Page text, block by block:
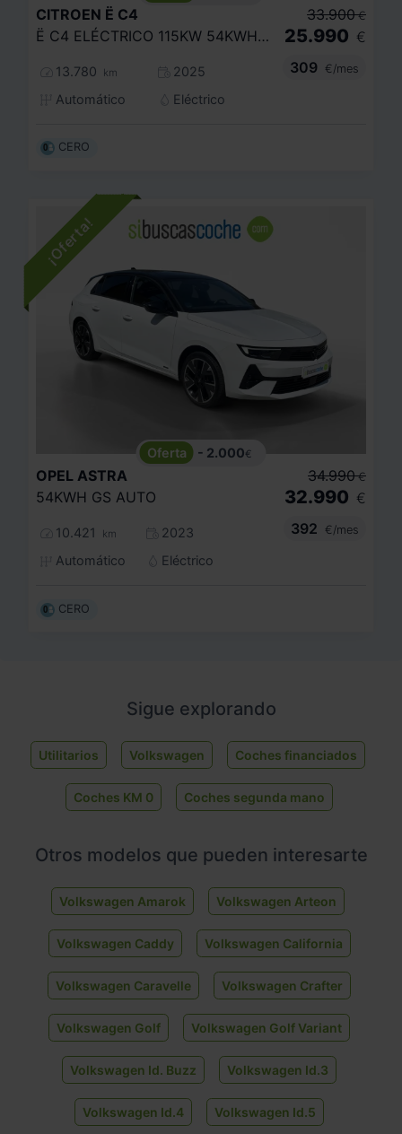
CITROEN Ë C4
Ë C4 ELÉCTRICO 115KW 54KWH MAX
13.780 km
2025
Automático
Eléctrico
33.900 €
25.990 €
309
€/mes
CERO
- 2.000€
OPEL ASTRA
54KWH GS AUTO
10.421 km
2023
Automático
Eléctrico
34.990 €
32.990 €
392
€/mes
CERO
Sigue explorando
Utilitarios Volkswagen Coches financiados
Coches KM 0 Coches segunda mano
Otros modelos que pueden interesarte
Volkswagen Amarok Volkswagen Arteon
Volkswagen Caddy Volkswagen California
Volkswagen Caravelle Volkswagen Crafter
Volkswagen Golf Volkswagen Golf Variant
Volkswagen Id. Buzz Volkswagen Id.3
Volkswagen Id.4 Volkswagen Id.5